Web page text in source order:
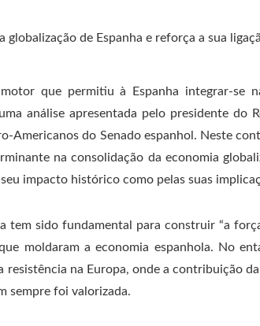
que permitiu à Espanha integrar-se
análise apresentada pelo presidente do
Americanos do Senado espanhol. Neste
na consolidação da economia
impacto histórico como pelas suas
tem sido fundamental para construir “a
moldaram a economia espanhola. No
resistência na Europa, onde a contribuição
sempre foi valorizada.